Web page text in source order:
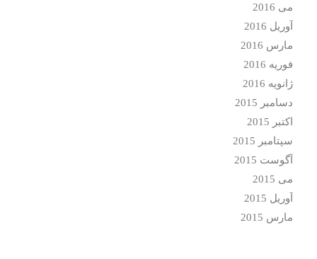
می 2016
آوریل 2016
مارس 2016
فوریه 2016
ژانویه 2016
دسامبر 2015
اکتبر 2015
سپتامبر 2015
آگوست 2015
می 2015
آوریل 2015
مارس 2015